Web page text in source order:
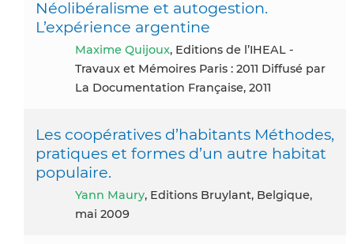
Néolibéralisme et autogestion.
L’expérience argentine
Maxime Quijoux, Editions de l’IHEAL -
Travaux et Mémoires Paris : 2011 Diffusé par
La Documentation Française, 2011
Les coopératives d’habitants Méthodes,
pratiques et formes d’un autre habitat
populaire.
Yann Maury, Editions Bruylant, Belgique,
mai 2009